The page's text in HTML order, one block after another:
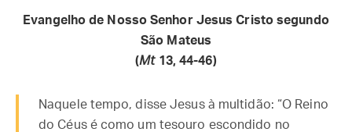
Evangelho de Nosso Senhor Jesus Cristo segundo
São Mateus
(Mt13, 44-46)
Naquele tempo, disse Jesus à multidão: “O Reino
do Céus é como um tesouro escondido no